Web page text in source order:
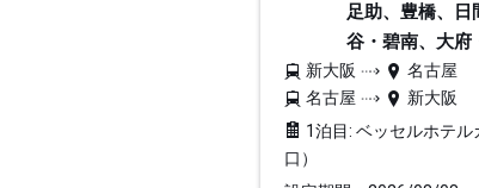
足助、豊橋、日
谷・碧南、大府
新大阪
名古屋
名古屋
新大阪
1泊目: ベッセルホテ
口）